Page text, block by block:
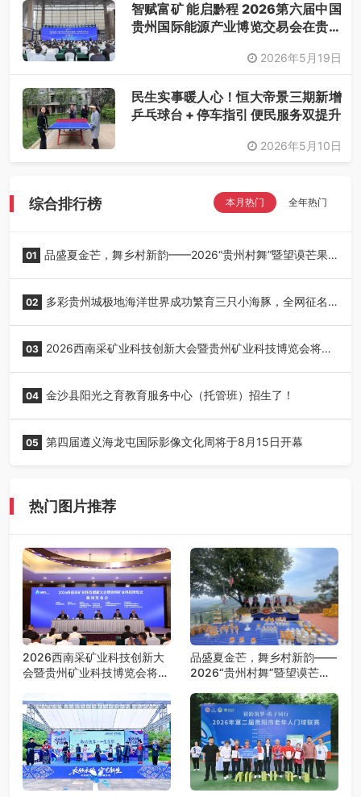
智赋富矿 能启黔程 2026第六届中国
贵州国际能源产业博览交易会在贵阳
2026年5月19日
民生实事暖人心！恒大帝景三期新增
乒乓球台 + 停车指引 便民服务双提升
2026年5月10日
综合排行榜 本月热门 全年热门
01 品盛夏金芒，舞乡村新韵——2026“贵州村舞”暨望谟芒果
02 多彩贵州城极地海洋世界成功繁育三只小海豚，全网征名
03 2026西南采矿业科技创新大会暨贵州矿业科技博览会将在
04 金沙县阳光之育教育服务中心（托管班）招生了！
05 第四届遵义海龙屯国际影像文化周将于8月15日开幕
热门图片推荐
2026西南采矿业科技创新大
会暨贵州矿业科技博览会将在
品盛夏金芒，舞乡村新韵——
2026“贵州村舞”暨望谟芒果